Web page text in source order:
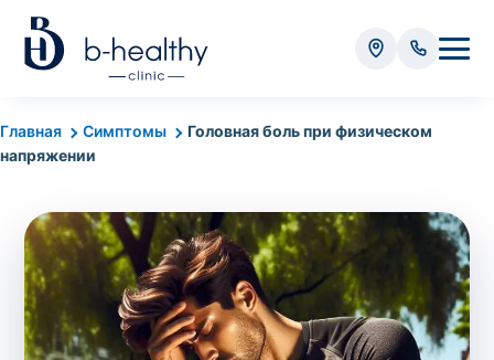
Главная Симптомы
Головная боль при физическом
напряжении
Анализы
* Оплачивается дополнительно (в зависимости от вида
Стоимость забора крови - 50 грн
Стоимость забора биоматериала (кроме
крови) – от 35 грн